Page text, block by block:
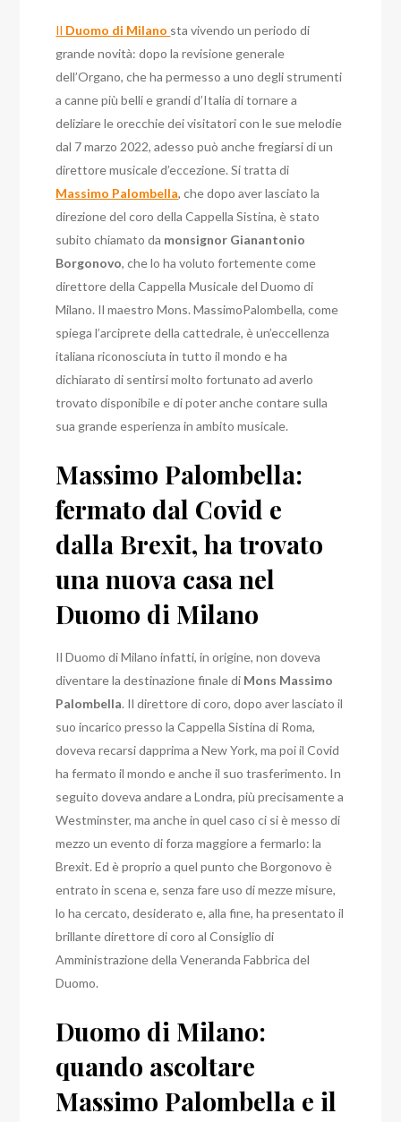
Il Duomo di Milano sta vivendo un periodo di
grande novità: dopo la revisione generale
dell’Organo, che ha permesso a uno degli strumenti
a canne più belli e grandi d’Italia di tornare a
deliziare le orecchie dei visitatori con le sue melodie
dal 7 marzo 2022, adesso può anche fregiarsi di un
direttore musicale d’eccezione.Si tratta di
Massimo Palombella, che dopo aver lasciato la
direzione del coro della Cappella Sistina, è stato
subito chiamato da monsignor Gianantonio
Borgonovo, che lo ha voluto fortemente come
direttore della Cappella Musicale del Duomo di
Milano. Il maestro Mons. MassimoPalombella, come
spiega l’arciprete della cattedrale, è un’eccellenza
italiana riconosciuta in tutto il mondo e ha
dichiarato di sentirsi molto fortunato ad averlo
trovato disponibile e di poter anche contare sulla
sua grande esperienza in ambito musicale.
Massimo Palombella:
fermato dal Covid e
dalla Brexit, ha trovato
una nuova casa nel
Duomo di Milano
Il Duomo di Milano infatti, in origine, non doveva
diventare la destinazione finale di Mons Massimo
Palombella. Il direttore di coro, dopo aver lasciato il
suo incarico presso la Cappella Sistina di Roma,
doveva recarsi dapprima a New York, ma poi il Covid
ha fermato il mondo e anche il suo trasferimento. In
seguito doveva andare a Londra, più precisamente a
Westminster, ma anche in quel caso ci si è messo di
mezzo un evento di forza maggiore a fermarlo: la
Brexit.Ed è proprio a quel punto che Borgonovo è
entrato in scena e, senza fare uso di mezze misure,
lo ha cercato, desiderato e, alla fine, ha presentato il
brillante direttore di coro al Consiglio di
Amministrazione della Veneranda Fabbrica del
Duomo.
Duomo di Milano:
quando ascoltare
Massimo Palombella e il